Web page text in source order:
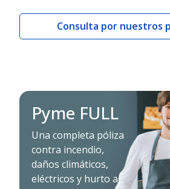
Consulta por nuestros
Pyme FULL
Una completa póliza
contra incendio,
daños climáticos,
eléctricos y hurto al